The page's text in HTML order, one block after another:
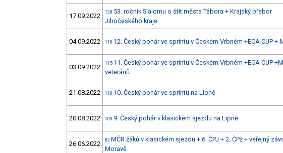
17.09.2022 128 53. ročník Slalomu o štít města Tábora + Krajský přebor
Jihočeského kraje
04.09.2022 119 12. Český pohár ve sprintu v Českém Vrbném +ECA CUP +
03.09.2022 115 11. Český pohár ve sprintu v Českém Vrbném +ECA CUP
veteránů
21.08.2022 110 10. Český pohár ve sprintu na Lipně
20.08.2022 109 9. Český pohár v klasickém sjezdu na Lipně
26.06.2022 82 MČR žáků v klasickém sjezdu + 6. ČPJ + 2. ČPž + veřejný
Moravě